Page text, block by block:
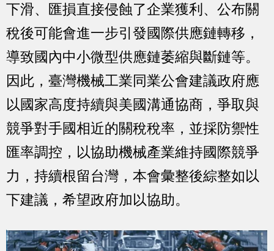
下滑、匯損直接侵蝕了企業獲利、公布關
稅後可能會進一步引發國際供應鏈轉移，
導致國內中小微型供應鏈萎縮與斷鏈等。
因此，臺灣機械工業同業公會建議政府應
以國家高度持續與美國溝通協商，爭取與
競爭對手國相近的關稅稅率，並採防禦性
匯率調控，以協助機械產業維持國際競爭
力，持續根留台灣，本會彙整後綜整如以
下建議，希望政府加以協助。